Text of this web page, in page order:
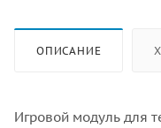
ОПИСАНИЕ
Игровой модуль для